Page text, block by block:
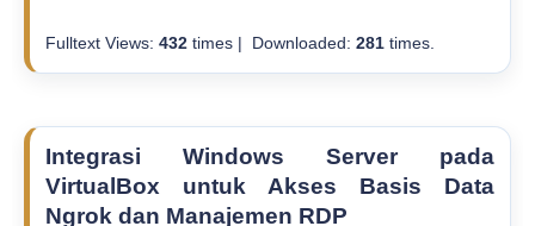
Fulltext Views: 432times | Downloaded: 281times.
Integrasi Windows Server pada
VirtualBox untuk Akses Basis Data
Ngrok dan Manajemen RDP